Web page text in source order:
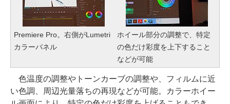
Premiere Pro。右側がLumetri
カラーパネル
ホイール部分の調整で、特定
の色だけ彩度を上下すること
などが可能
色温度の調整やトーンカーブの調整や、フィルムに近
い色調、周辺光量落ちの再現などが可能。カラーホイー